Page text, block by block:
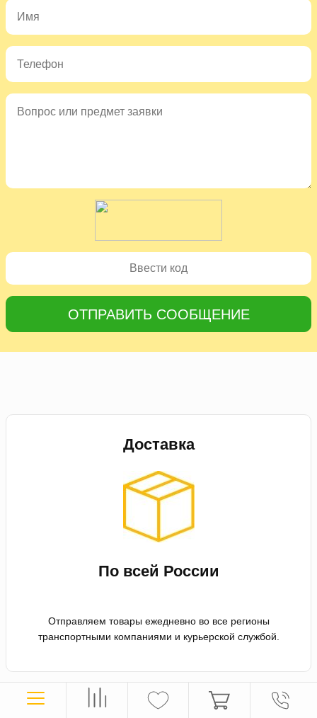
ОТПРАВИТЬ СООБЩЕНИЕ
Доставка
По всей России
Отправляем товары ежедневно во все регионы
транспортными компаниями и курьерской службой.
Оплата